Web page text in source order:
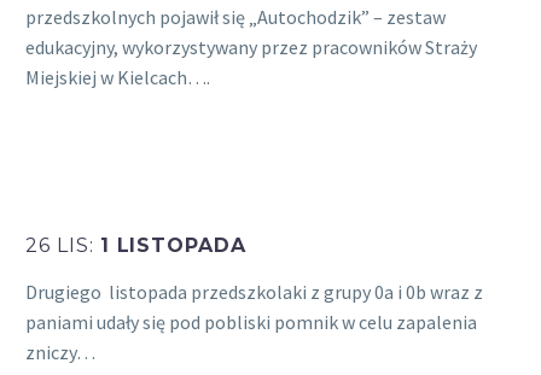
przedszkolnych pojawił się „Autochodzik” – zestaw
edukacyjny, wykorzystywany przez pracowników Straży
Miejskiej w Kielcach….
26 LIS: 1 LISTOPADA
Drugiego listopada przedszkolaki z grupy 0a i 0b wraz z
paniami udały się pod pobliski pomnik w celu zapalenia
zniczy…